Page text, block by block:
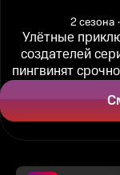
2 сезона
Улётные
создателей
пингвинят